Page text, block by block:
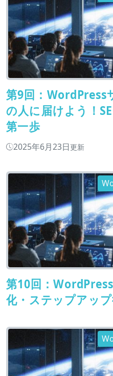
第9回：WordPress
の人に届けよう！
第一歩
2025年6月23日更新
第10回：
化・ステップアップ